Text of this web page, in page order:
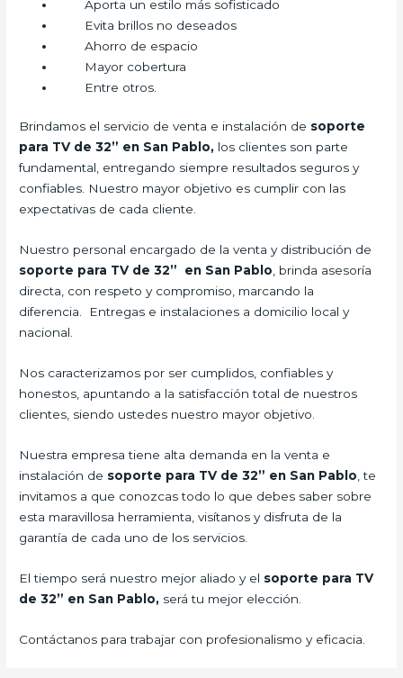
Aporta un estilo más sofisticado
Evita brillos no deseados
Ahorro de espacio
Mayor cobertura
Entre otros.
Brindamos el servicio de venta e instalación de soporte
para TV de 32” en San Pablo, los clientes son parte
fundamental, entregando siempre resultados seguros y
confiables. Nuestro mayor objetivo es cumplir con las
expectativas de cada cliente.
Nuestro personal encargado de la venta y distribución de
soporte para TV de 32” en San Pablo, brinda asesoría
directa, con respeto y compromiso, marcando la
diferencia. Entregas e instalaciones a domicilio local y
nacional.
Nos caracterizamos por ser cumplidos, confiables y
honestos, apuntando a la satisfacción total de nuestros
clientes, siendo ustedes nuestro mayor objetivo.
Nuestra empresa tiene alta demanda en la venta e
instalación de soporte para TV de 32” en San Pablo , te
invitamos a que conozcas todo lo que debes saber sobre
esta maravillosa herramienta, visítanos y disfruta de la
garantía de cada uno de los servicios.
El tiempo será nuestro mejor aliado y el soporte para TV
de 32” en San Pablo, será tu mejor elección.
Contáctanos para trabajar con profesionalismo y eficacia.